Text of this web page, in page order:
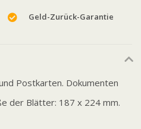
Geld-Zurück-Garantie
Postkarten. Dokumenten
der Blätter: 187 x 224 mm.